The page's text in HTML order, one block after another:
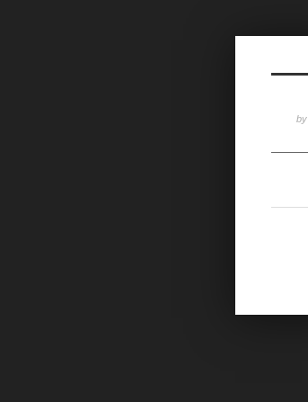
by
Sketchbook5, 스케치북5
Sketchbook5, 스케치북5